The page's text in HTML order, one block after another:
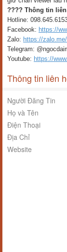
???? Thông tin
Hotline:
Facebook: https://
Zalo: https://
Telegram:
Youtube: https://
Thông tin liên
Người Đăng Tin
Họ và Tên
Điện Thoại
Địa Chỉ
Website